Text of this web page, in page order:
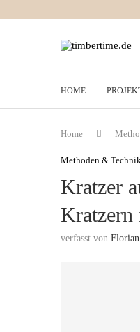
HOME
Home
Methoden &
Kratzer
verfasst von Florian